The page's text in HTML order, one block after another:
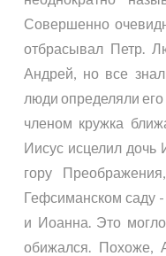
Совершенно
отбрасывал Петр.
Андрей, но все
люди определяли
членом кружка
Иисус исцелил дочь
гору
Гефсиманском саду
и Иоанна. Это
обижался. Похоже,